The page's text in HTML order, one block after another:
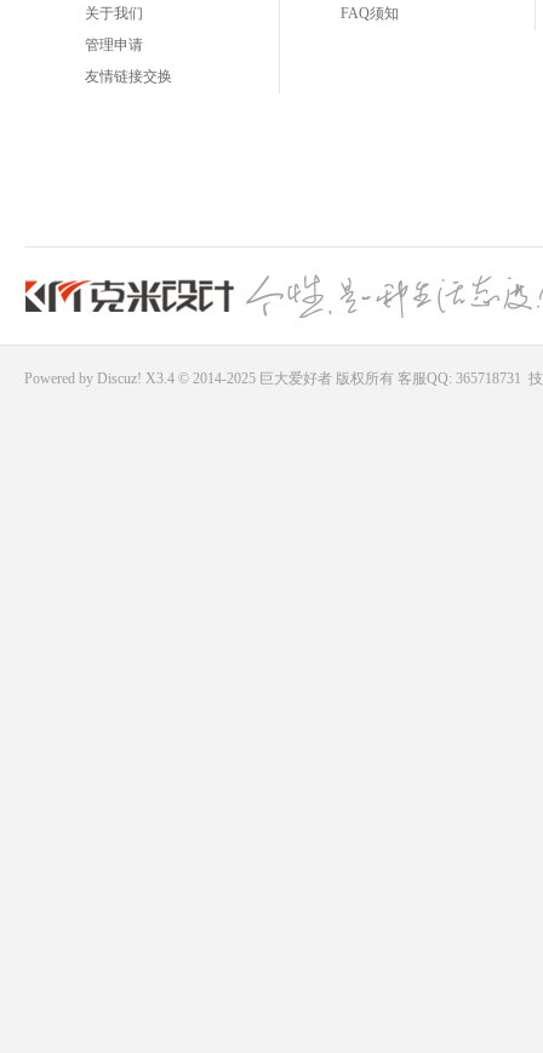
关于我们
管理申请
友情链接交换
FAQ须知
Powered by Discuz! X3.4 © 2014-2025 巨大爱好者版权所有 客服QQ: 365718731